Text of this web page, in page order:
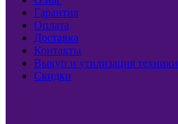
Гарантия
Оплата
Доставка
Контакты
Выкуп и утилизация техники
Скидки